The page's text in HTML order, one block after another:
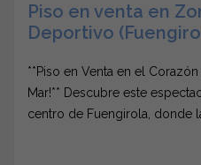
Piso en venta en
Deportivo
**Piso en Venta en el
Mar!** Descubre este
centro de Fuengirola, donde